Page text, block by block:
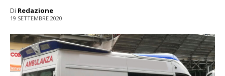
Di Redazione
19 SETTEMBRE 2020